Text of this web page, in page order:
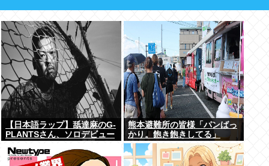
【日本語ラップ】舐達麻のG-
PLANTSさん、ソロデビュー
熊本避難所の皆様「パンばっ
かり。飽き飽きしてる」